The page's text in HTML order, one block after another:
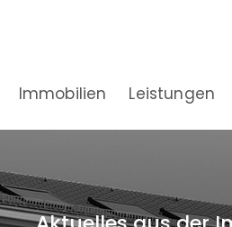
Immobilien Leistungen